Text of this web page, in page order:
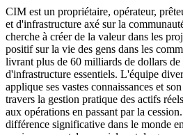
CIM est un propriétaire, opérateur,
et d'infrastructure axé sur la
cherche à créer de la valeur dans les
positif sur la vie des gens dans les
livrant plus de 60 milliards de dollars
d'infrastructure essentiels. L'équipe
applique ses vastes connaissances et
travers la gestion pratique des actifs
aux opérations en passant par la
différence significative dans le monde